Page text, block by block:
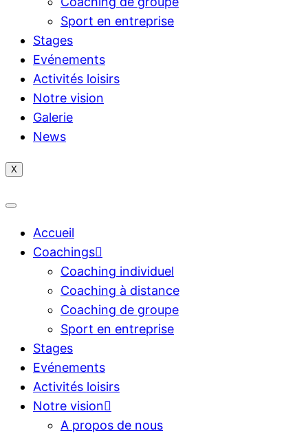
Sport en entreprise
Stages
Evénements
Activités loisirs
Notre vision
Galerie
News
X
Accueil
Coachings
Coaching individuel
Coaching à distance
Coaching de groupe
Sport en entreprise
Stages
Evénements
Activités loisirs
Notre vision
A propos de nous